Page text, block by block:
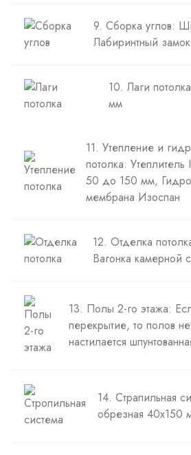
9. Сборка углов:
Лабиринтный замок
10. Лаги
мм
11. Утепление и
потолка:
50 до 150 мм,
мембрана Изоспан
12. Отделка
Вагонка камерной
13. Полы 2-го этажа:
перекрытие, то полов
настилается
14. Страпильная
обрезная 40х150